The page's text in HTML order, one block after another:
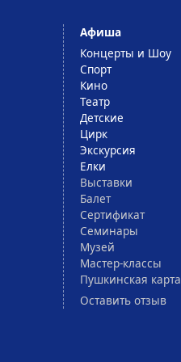
Афиша
Концерты и Шоу
Спорт
Кино
Театр
Детские
Цирк
Экскурсия
Елки
Выставки
Балет
Сертификат
Семинары
Музей
Мастер-классы
Пушкинская карта
Оставить отзыв